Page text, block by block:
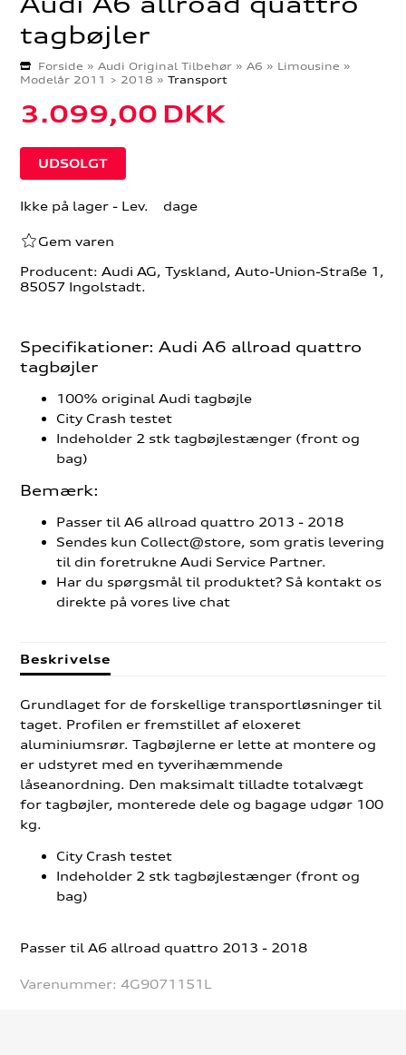
tagbøjler
Forside »Audi Original Tilbehør »A6 » Limousine »
Modelår 2011 > 2018 »Transport
3.099,00 DKK
Ikke på lager- Lev. dage
Gem varen
Producent: Audi AG, Tyskland, Auto-Union-Straße 1,
85057 Ingolstadt.
Specifikationer: Audi A6 allroad quattro
tagbøjler
100% original Audi tagbøjle
City Crash testet
Indeholder 2 stk tagbøjlestænger (front og
bag)
Bemærk:
Passer til A6 allroad quattro 2013 - 2018
Sendes kun Collect@store, som gratis levering
til din foretrukne Audi Service Partner.
Har du spørgsmål til produktet? Så kontakt os
direkte på vores live chat
Beskrivelse
Grundlaget for de forskellige transportløsninger til
taget. Profilen er fremstillet af eloxeret
aluminiumsrør. Tagbøjlerne er lette at montere og
er udstyret med en tyverihæmmende
låseanordning. Den maksimalt tilladte totalvægt
for tagbøjler, monterede dele og bagage udgør 100
kg.
City Crash testet
Indeholder 2 stk tagbøjlestænger (front og
bag)
Passer til A6 allroad quattro 2013 - 2018
Varenummer:4G9071151L